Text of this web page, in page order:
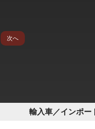
次へ
輸入車／インポー